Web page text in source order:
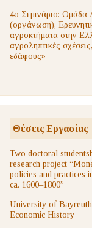
4ο Σεμινάριο: Ομάδα
(οργάνωση),
αγροκτήματα στην
αγροληπτικές
εδάφους»
Θέσεις Εργασίας
Two doctoral
research project
policies and practices
ca. 1600–1800”
University of
Economic History